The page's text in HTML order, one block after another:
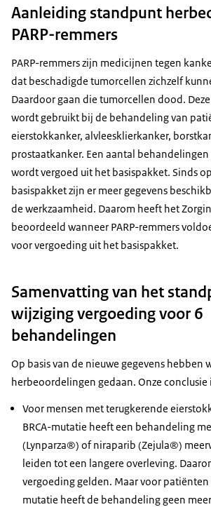
Aanleiding standpunt
PARP-remmers
PARP-remmers zijn medicijnen tegen
dat beschadigde tumorcellen zichzelf
Daardoor gaan die tumorcellen dood.
wordt gebruikt bij de behandeling van
eierstokkanker, alvleesklierkanker,
prostaatkanker. Een aantal behandelingen
wordt vergoed uit het basispakket. Sinds
basispakket zijn er meer gegevens
de werkzaamheid. Daarom heeft het
beoordeeld wanneer PARP-remmers
voor vergoeding uit het basispakket.
Samenvatting van het
wijziging vergoeding voor 6
behandelingen
Op basis van de nieuwe gegevens hebben
herbeoordelingen gedaan. Onze conclusie
Voor mensen met terugkerende
BRCA-mutatie heeft een behandeling
(Lynparza®) of niraparib (Zejula®)
leiden tot een langere overleving.
vergoeding gelden. Maar voor patiënten
mutatie heeft de behandeling geen